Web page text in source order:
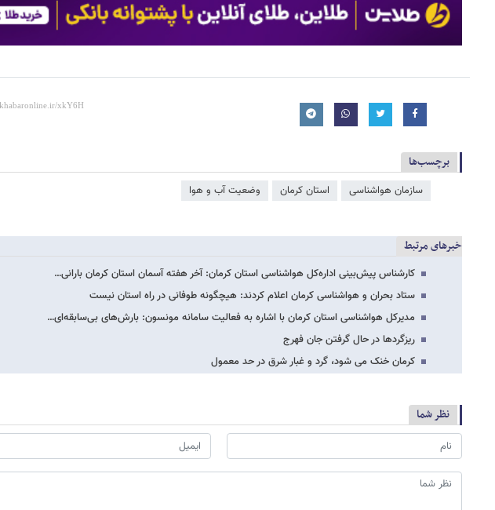
برچسب‌ها
سازمان هواشناسی استان کرمان وضعیت آب و هوا
خبرهای مرتبط
کارشناس پیش‌بینی اداره‌کل هواشناسی استان کرمان: آخر هفته آسمان استان کرمان بارانی…
ستاد بحران و هواشناسی کرمان اعلام کردند: هیچگونه طوفانی در راه استان نیست
مدیرکل هواشناسی استان کرمان با اشاره به فعالیت سامانه مونسون: بارش‌های بی‌سابقه‌ای…
ریزگردها در حال گرفتن جان فهرج
کرمان خنک می شود، گرد و غبار شرق در حد معمول
نظر شما